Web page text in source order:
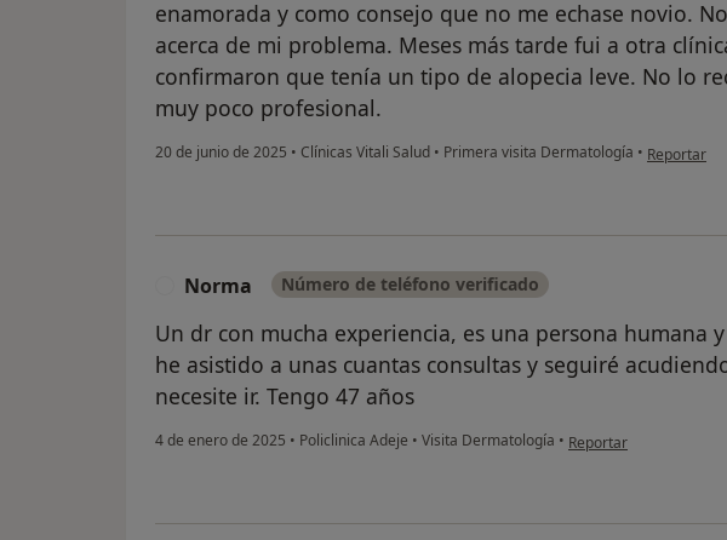
enamorada y como consejo que no me echase novio.
acerca de mi problema. Meses más tarde fui a otra
confirmaron que tenía un tipo de alopecia leve. No lo
muy poco profesional.
20 de junio de 2025 • Clínicas Vitali Salud • Primera visita Dermatología • en opinión
Reportar
Norma Número de teléfono verificado
Un dr con mucha experiencia, es una persona humana
he asistido a unas cuantas consultas y seguiré
necesite ir. Tengo 47 años
4 de enero de 2025 • Policlinica Adeje • Visita Dermatología • en opinión del usuario
Reportar